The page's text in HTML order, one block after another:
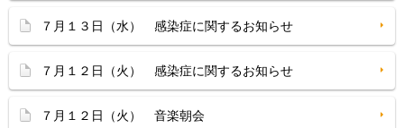
７月１３日（水） 感染症に関するお知らせ
７月１２日（火） 感染症に関するお知らせ
７月１２日（火） 音楽朝会